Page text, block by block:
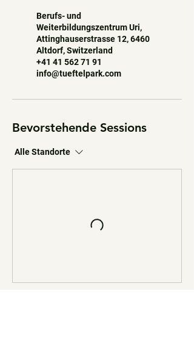
Berufs- und
Weiterbildungszentrum Uri,
Attinghauserstrasse 12, 6460
Altdorf, Switzerland
+41 41 562 71 91
info@tueftelpark.com
Bevorstehende Sessions
Alle Standorte